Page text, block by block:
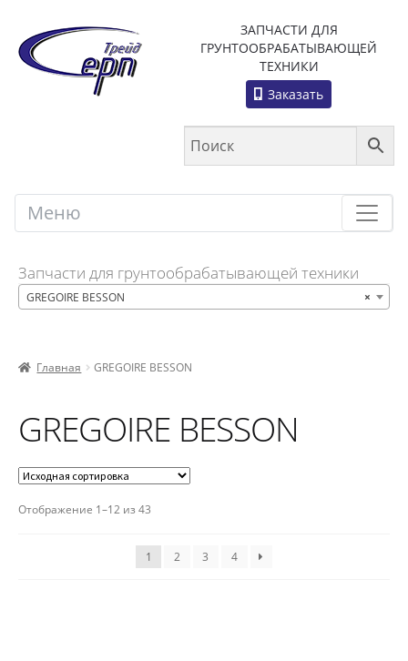
ЗАПЧАСТИ ДЛЯ
ГРУНТООБРАБАТЫВАЮЩЕЙ
ТЕХНИКИ
Заказать
Меню Меню
Запчасти для грунтообрабатывающей техники
×
GREGOIRE BESSON
Главная GREGOIRE BESSON
GREGOIRE BESSON
Отображение 1–12 из 43
1 2 3 4